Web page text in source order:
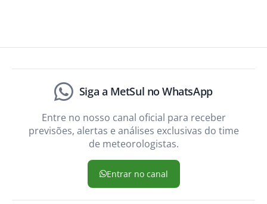
Siga a MetSul no WhatsApp
Entre no nosso canal oficial para receber
previsões, alertas e análises exclusivas do time
de meteorologistas.
Entrar no canal